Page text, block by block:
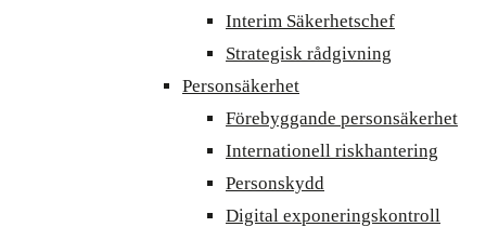
Interim Säkerhetschef
Strategisk rådgivning
Personsäkerhet
Förebyggande personsäkerhet
Internationell riskhantering
Personskydd
Digital exponeringskontroll